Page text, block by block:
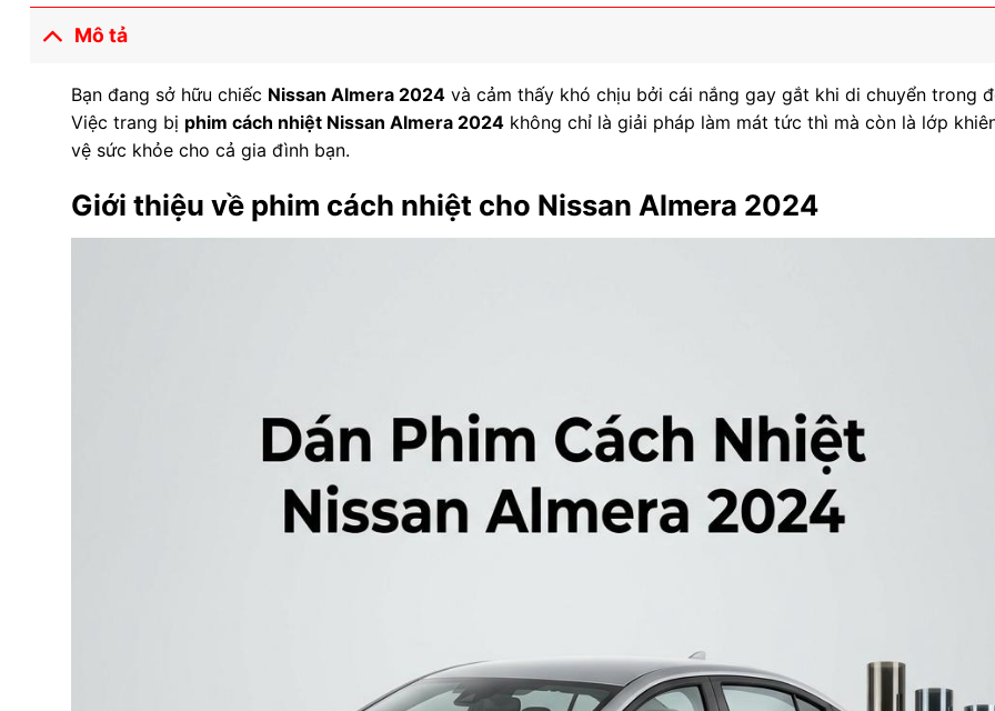
Mô tả
Bạn đang sở hữu chiếc Nissan Almera 2024và cảm thấy khó chịu bởi cái nắng gay gắt khi di chuyển trong
Việc trang bị phim cách nhiệt Nissan Almera 2024không chỉ là giải pháp làm mát tức thì mà còn là lớp
vệ sức khỏe cho cả gia đình bạn.
Giới thiệu về phim cách nhiệt cho Nissan Almera 2024